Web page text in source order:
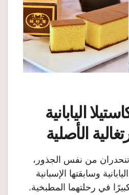
اليابانية
الأصلية
من نفس الجذور،
وسابقتها الإسبانية
في رحلتهما المطبخية.